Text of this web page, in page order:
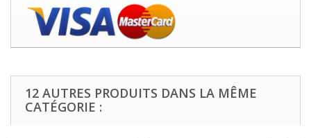
12 AUTRES PRODUITS DANS LA MÊME
CATÉGORIE :